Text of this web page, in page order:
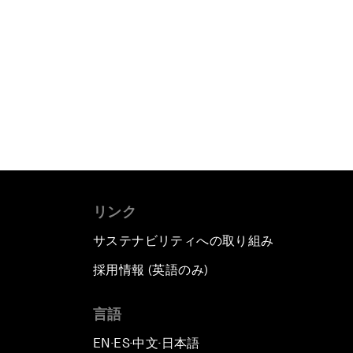
リンク
サステナビリティへの取り組み
採用情報 (英語のみ)
言語
EN ▪ES▪中文▪ 日本語